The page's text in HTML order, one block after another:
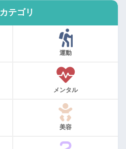
カテゴリ
運動
メンタル
美容